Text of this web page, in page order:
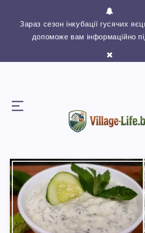
Зараз сезон інкубації гусячих
допоможе вам інформаційно